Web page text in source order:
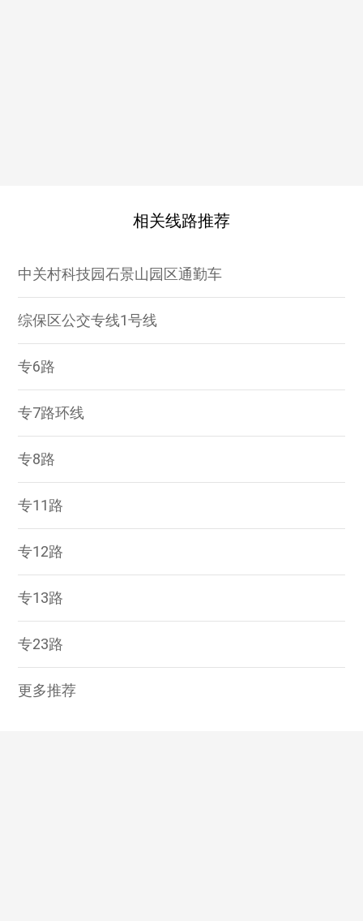
相关线路推荐
中关村科技园石景山园区通勤车
综保区公交专线1号线
专6路
专7路环线
专8路
专11路
专12路
专13路
专23路
更多推荐